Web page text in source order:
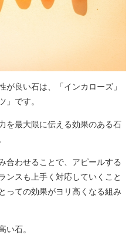
が良い石は、「インカローズ」
」です。
を最大限に伝える効果のある石
合わせることで、アピールする
ンスも上手く対応していくこと
っての効果がヨリ高くなる組み
い石。